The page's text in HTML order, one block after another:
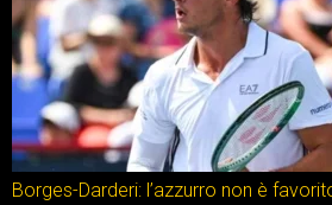
Borges-Darderi: l’azzurro non è